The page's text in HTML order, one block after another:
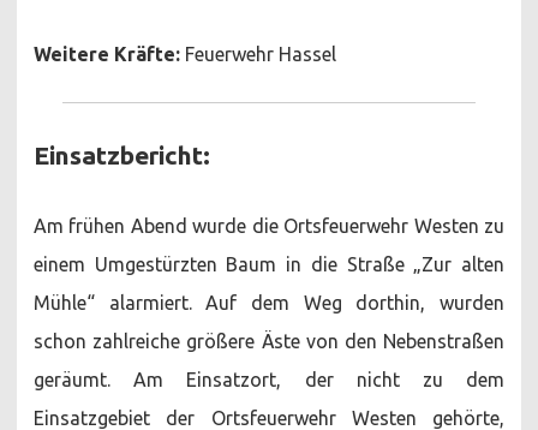
Weitere Kräfte: Feuerwehr Hassel
Einsatzbericht:
Am frühen Abend wurde die Ortsfeuerwehr Westen zu
einem Umgestürzten Baum in die Straße „Zur alten
Mühle“ alarmiert. Auf dem Weg dorthin, wurden
schon zahlreiche größere Äste von den Nebenstraßen
geräumt. Am Einsatzort, der nicht zu dem
Einsatzgebiet der Ortsfeuerwehr Westen gehörte,